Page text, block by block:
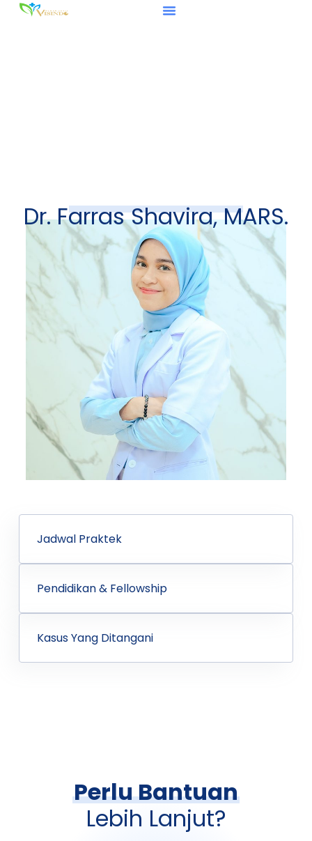
Dr. Farras Shavira, MARS.
Jadwal Praktek
Pendidikan & Fellowship
Kasus Yang Ditangani
Perlu Bantuan
Lebih Lanjut?